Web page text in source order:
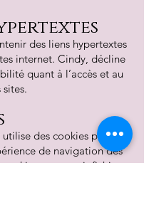
des liens hypertextes
internet. Cindy, décline
quant à l’accès et au
des cookies pour
de navigation des
est un petit fichier